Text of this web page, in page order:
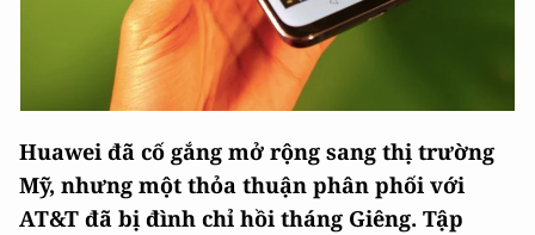
Huawei đã cố gắng mở rộng sang thị trường
Mỹ, nhưng một thỏa thuận phân phối với
AT&T đã bị đình chỉ hồi tháng Giêng. Tập